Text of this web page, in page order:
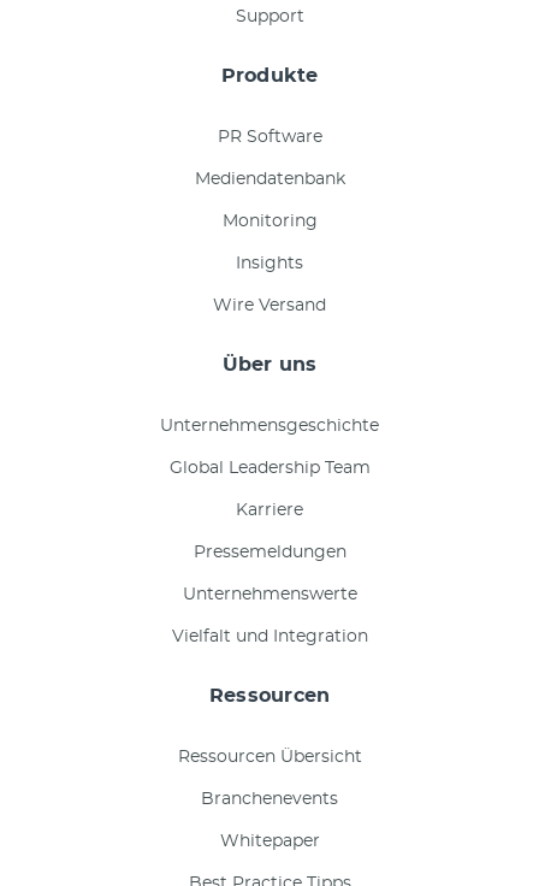
Support
Produkte
PR Software
Mediendatenbank
Monitoring
Insights
Wire Versand
Über uns
Unternehmensgeschichte
Global Leadership Team
Karriere
Pressemeldungen
Unternehmenswerte
Vielfalt und Integration
Ressourcen
Ressourcen Übersicht
Branchenevents
Whitepaper